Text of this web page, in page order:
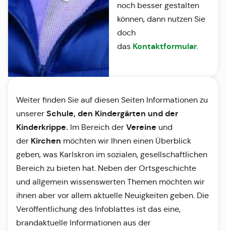
noch besser gestalten
können, dann nutzen Sie
doch
das Kontaktformular.
Weiter finden Sie auf diesen Seiten Informationen zu
unserer Schule, den Kindergärten und der
Kinderkrippe. Im Bereich der Vereine und
der Kirchen möchten wir Ihnen einen Überblick
geben, was Karlskron im sozialen, gesellschaftlichen
Bereich zu bieten hat. Neben der Ortsgeschichte
und allgemein wissenswerten Themen möchten wir
ihnen aber vor allem aktuelle Neuigkeiten geben. Die
Veröffentlichung des Infoblattes ist das eine,
brandaktuelle Informationen aus der